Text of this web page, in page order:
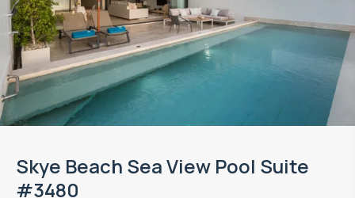
Skye Beach Sea View Pool Suite
#3480